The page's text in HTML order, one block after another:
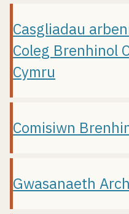
Casgliadau
Coleg Brenhinol
Cymru
Comisiwn
Gwasanaeth